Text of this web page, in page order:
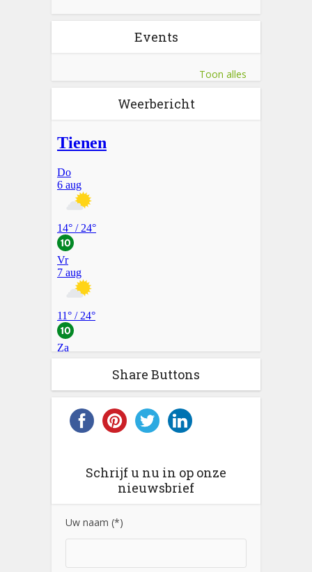
Events
Toon alles
Weerbericht
Share Buttons
Schrijf u nu in op onze
nieuwsbrief
Uw naam (*)